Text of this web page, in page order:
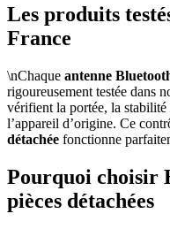
Les produits
France
\nChaque antenne
rigoureusement testée dans
vérifient la portée, la
l’appareil d’origine. Ce
détachée fonctionne
Pourquoi choisir
pièces détachées